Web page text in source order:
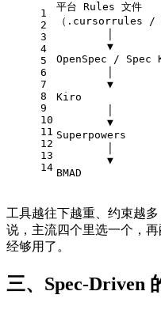
1
2
3
4
5
6
7
8
9
10
11
12
13
14
平台 Rules 文件
（.cursorrules /
        ▼
OpenSpec / Spec
        ▼
Kiro
        ▼
Superpowers
        ▼
BMAD
工具越往下越重、约束越
说，主流四个里选一个，
经够用了。
三、Spec-Driven